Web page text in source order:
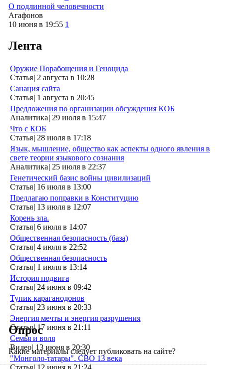
О подлинной человечности
Агафонов
10 июня в 19:55 1
Лента
Оружие Порабощения и Геноцида
Статья| 2 августа в 10:28
Санация сайта
Статья| 1 августа в 20:45
Предложения по организации обсуждения КОБ
Аналитика| 29 июля в 15:47
Что с КОБ
Статья| 28 июля в 17:18
Язык, мышление, общество как аспекты одного явления в
свете теории языкового сознания
Аналитика| 25 июля в 22:37
Генетический базис войны цивилизаций
Статья| 16 июля в 13:00
Предлагаю поправки в Конституцию
Статья| 13 июля в 12:07
Корень зла.
Статья| 6 июля в 14:07
Общественная безопасность (база)
Статья| 4 июля в 22:52
Общественная безопасность
Статья| 1 июля в 13:14
История подвига
Статья| 24 июня в 09:42
Тупик караганодонов
Статья| 23 июня в 20:33
Энергия мечты и энергия разрушения
Статья| 17 июня в 21:11
Семья и воля
Видео| 13 июня в 20:30
"Монголо-татары". СВО 13 века
Опрос
Какие материалы следует публиковать на сайте?